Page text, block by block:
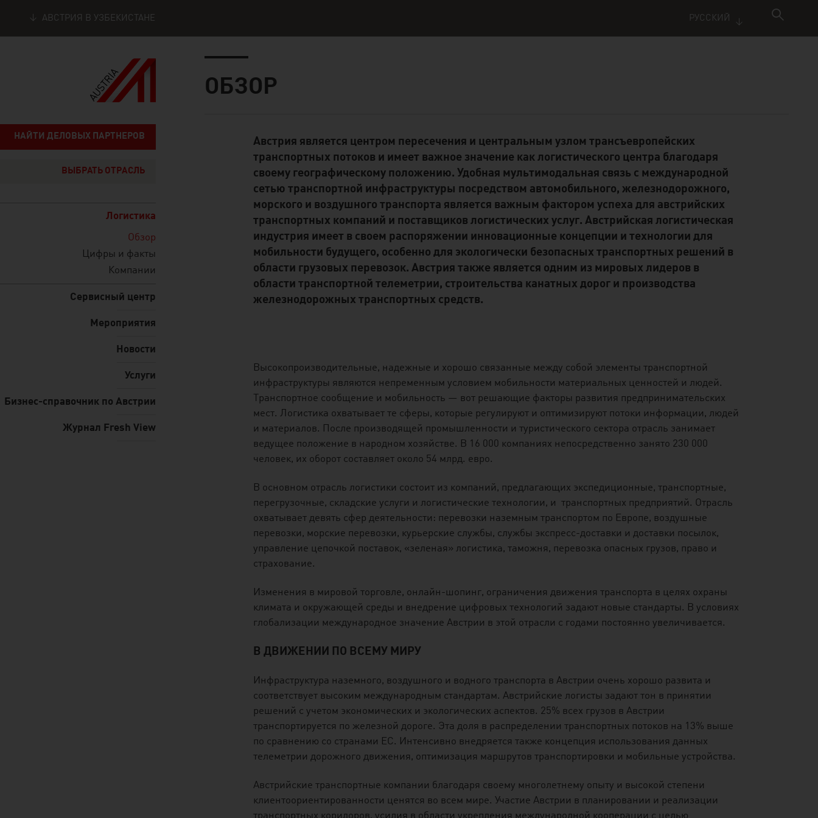
РУССКИЙ
АВСТРИЯ В УЗБЕКИСТАНЕ
НАЙТИ ДЕЛОВЫХ ПАРТНЕРОВ
ВЫБРАТЬ ОТРАСЛЬ
Логистика
Обзор
Цифры и факты
Компании
Сервисный центр
Мероприятия
Новости
Услуги
Бизнес-справочник по Австрии
Журнал Fresh View
ОБЗОР
Standard Content Module
Австрия является центром пересечения и центральным узлом трансъевропейских
транспортных потоков и имеет важное значение как логистического центра благодаря
своему географическому положению. Удобная мультимодальная связь с международной
сетью транспортной инфраструктуры посредством автомобильного, железнодорожного,
морского и воздушного транспорта является важным фактором успеха для австрийских
транспортных компаний и поставщиков логистических услуг. Австрийская логистическая
индустрия имеет в своем распоряжении инновационные концепции и технологии для
мобильности будущего, особенно для экологически безопасных транспортных решений в
области грузовых перевозок. Австрия также является одним из мировых лидеров в
области транспортной телеметрии, строительства канатных дорог и производства
железнодорожных транспортных средств.
Высокопроизводительные, надежные и хорошо связанные между собой элементы транспортной
инфраструктуры являются непременным условием мобильности материальных ценностей и людей.
Транспортное сообщение и мобильность — вот решающие факторы развития предпринимательских
мест. Логистика охватывает те сферы, которые регулируют и оптимизируют потоки информации, людей
и материалов. После производящей промышленности и туристического сектора отрасль занимает
ведущее положение в народном хозяйстве. В 16 000 компаниях непосредственно занято 230 000
человек, их оборот составляет около 54 млрд. евро.
В основном отрасль логистики состоит из компаний, предлагающих экспедиционные, транспортные,
перегрузочные, складские услуги и логистические технологии, и транспортных предприятий. Отрасль
охватывает девять сфер деятельности: перевозки наземным транспортом по Европе, воздушные
перевозки, морские перевозки, курьерские службы, службы экспресс-доставки и доставки посылок,
управление цепочкой поставок, «зеленая» логистика, таможня, перевозка опасных грузов, право и
страхование.
Изменения в мировой торговле, онлайн-шопинг, ограничения движения транспорта в целях охраны
климата и окружающей среды и внедрение цифровых технологий задают новые стандарты. В условиях
глобализации международное значение Австрии в этой отрасли с годами постоянно увеличивается.
В ДВИЖЕНИИ ПО ВСЕМУ МИРУ
Инфраструктура наземного, воздушного и водного транспорта в Австрии очень хорошо развита и
соответствует высоким международным стандартам. Австрийские логисты задают тон в принятии
решений с учетом экономических и экологических аспектов. 25% всех грузов в Австрии
транспортируется по железной дороге. Эта доля в распределении транспортных потоков на 13% выше
по сравнению со странами ЕС. Интенсивно внедряется также концепция использования данных
телеметрии дорожного движения, оптимизация маршрутов транспортировки и мобильные устройства.
Австрийские транспортные компании благодаря своему многолетнему опыту и высокой степени
клиентоориентированности ценятся во всем мире. Участие Австрии в планировании и реализации
транспортных коридоров, усилия в области укрепления международной кооперации с целью